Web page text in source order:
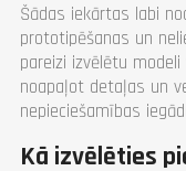
Šādas iekārtas labi
prototipēšanas un
pareizi izvēlētu
noapaļot detaļas un
nepieciešamības
Kā izvēlēties